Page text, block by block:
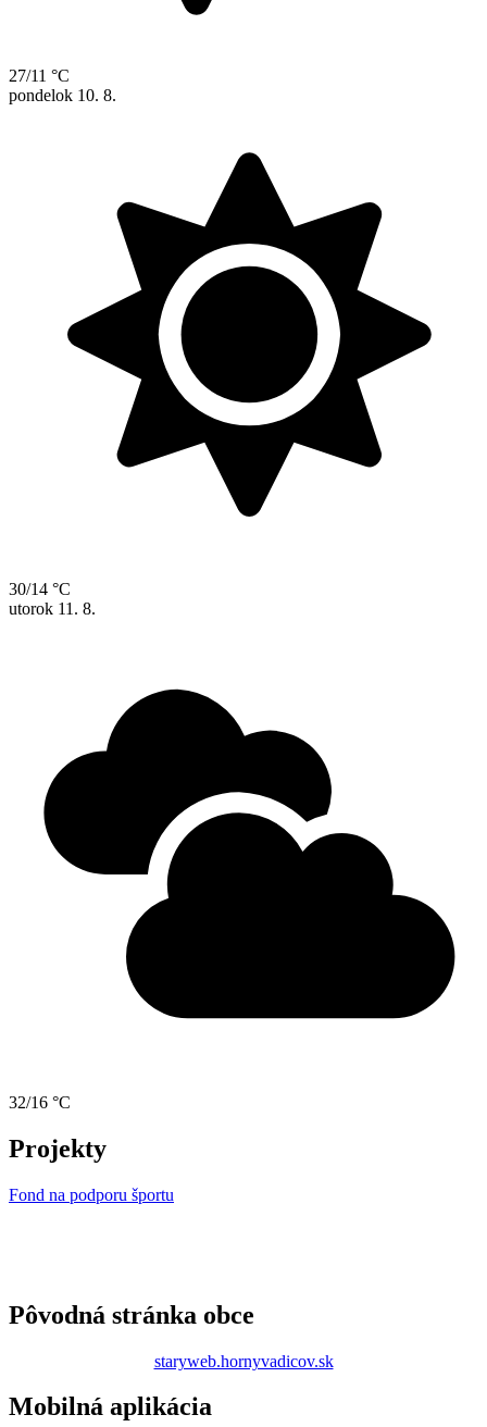
27/11 °C
pondelok 10. 8.
30/14 °C
utorok 11. 8.
32/16 °C
Projekty
Fond na podporu športu
Pôvodná stránka obce
staryweb.hornyvadicov.sk
Mobilná aplikácia